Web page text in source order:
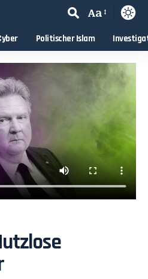
Aa
Politischer Islam